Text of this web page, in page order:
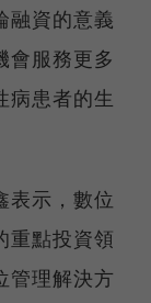
融資的意義
會服務更多
病患者的生
表示，數位
重點投資領
管理解決方